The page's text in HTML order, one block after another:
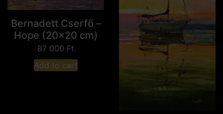
Bernadett Cserfő –
Hope (20x20 cm)
87 000 Ft
Add to cart